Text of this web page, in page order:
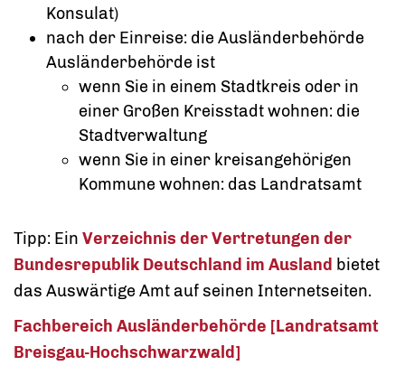
Konsulat)
nach der Einreise: die Ausländerbehörde
Ausländerbehörde ist
wenn Sie in einem Stadtkreis oder in
einer Großen Kreisstadt wohnen: die
Stadtverwaltung
wenn Sie in einer kreisangehörigen
Kommune wohnen: das Landratsamt
Tipp: Ein Verzeichnis der Vertretungen der
Bundesrepublik Deutschland im Ausland bietet
das Auswärtige Amt auf seinen Internetseiten.
Fachbereich Ausländerbehörde [Landratsamt
Breisgau-Hochschwarzwald]